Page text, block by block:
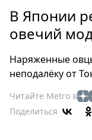
Мир
Еда
Туризм
Мода
Театр
В Японии
овечий
Наряженные
неподалёку от
Читайте Metro в
Поделиться